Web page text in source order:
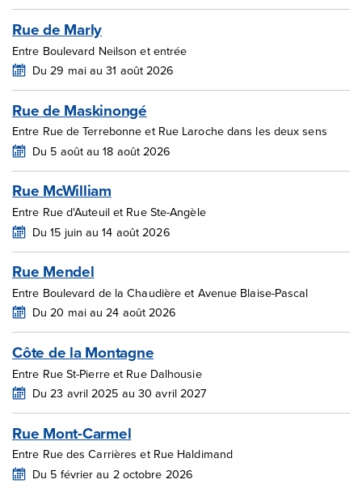
Rue de Marly
Entre Boulevard Neilson et entrée
Du 29 mai au 31 août 2026
Rue de Maskinongé
Entre Rue de Terrebonne et Rue Laroche dans les deux sens
Du 5 août au 18 août 2026
Rue McWilliam
Entre Rue d'Auteuil et Rue Ste-Angèle
Du 15 juin au 14 août 2026
Rue Mendel
Entre Boulevard de la Chaudière et Avenue Blaise-Pascal
Du 20 mai au 24 août 2026
Côte de la Montagne
Entre Rue St-Pierre et Rue Dalhousie
Du 23 avril 2025 au 30 avril 2027
Rue Mont-Carmel
Entre Rue des Carrières et Rue Haldimand
Du 5 février au 2 octobre 2026